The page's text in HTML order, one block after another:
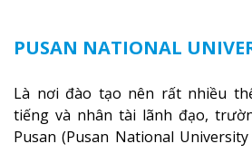
PUSAN NATIONAL
Là nơi đào tạo nên rất nhiều
tiếng và nhân tài lãnh đạo,
Pusan (Pusan National